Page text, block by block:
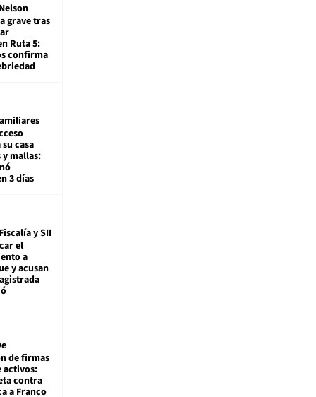
Nelson
grave tras
Ruta 5:
confirma
casa
mallas:
3 días
Fiscalía y SII
el
a
y acusan
de firmas
activos:
contra
a Franco